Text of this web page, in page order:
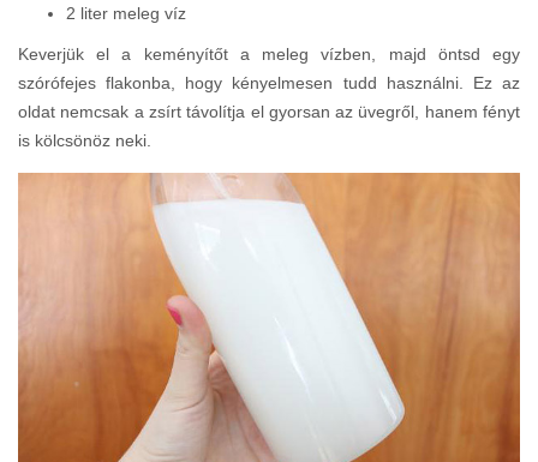
2 liter meleg víz
Keverjük el a keményítőt a meleg vízben, majd öntsd egy
szórófejes flakonba, hogy kényelmesen tudd használni. Ez az
oldat nemcsak a zsírt távolítja el gyorsan az üvegről, hanem fényt
is kölcsönöz neki.